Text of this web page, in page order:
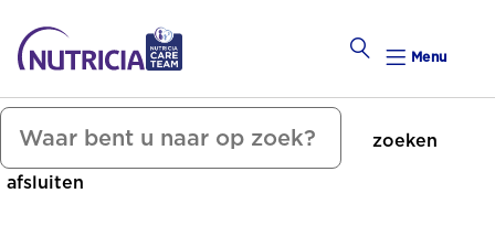
Zwanger Worden
Menu
zoeken
afsluiten